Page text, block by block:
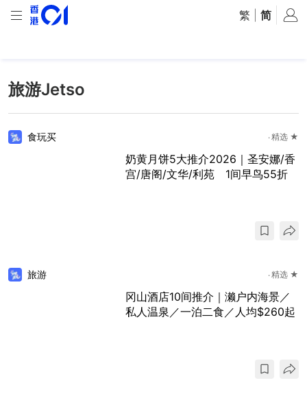
繁 简
旅游Jetso
食玩买 精选 ★
奶黄月饼5大推介2026｜圣安娜/香
宫/唐阁/文华/利苑 1间早鸟55折
旅游 精选 ★
冈山酒店10间推介｜濑户内海景／
私人温泉／一泊二食／人均$260起